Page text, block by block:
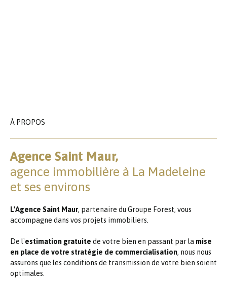
À PROPOS
Agence Saint Maur,
agence immobilière à La Madeleine
et ses environs
L'Agence Saint Maur, partenaire du Groupe Forest, vous
accompagne dans vos projets immobiliers.
De l'estimation gratuite de votre bien en passant par la mise
en place de votre stratégie de commercialisation, nous nous
assurons que les conditions de transmission de votre bien soient
optimales.